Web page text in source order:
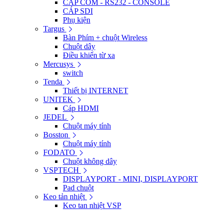
CÁP COM - RS232 - CONSOLE
CÁP SDI
Phụ kiện
Targus
Bàn Phím + chuột Wireless
Chuột dây
Điều khiển từ xa
Mercusys
switch
Tenda
Thiết bị INTERNET
UNITEK
Cáp HDMI
JEDEL
Chuột máy tính
Bosston
Chuột máy tính
FODATO
Chuột không dây
VSPTECH
DISPLAYPORT - MINI, DISPLAYPORT
Pad chuột
Keo tản nhiệt
Keo tan nhiệt VSP